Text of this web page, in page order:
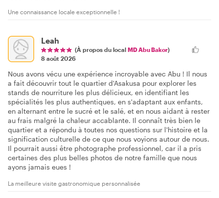
Une connaissance locale exceptionnelle !
Leah
(À propos du local MD Abu Bakor)
8 août 2026
Nous avons vécu une expérience incroyable avec Abu ! Il nous
a fait découvrir tout le quartier d'Asakusa pour explorer les
stands de nourriture les plus délicieux, en identifiant les
spécialités les plus authentiques, en s'adaptant aux enfants,
en alternant entre le sucré et le salé, et en nous aidant à rester
au frais malgré la chaleur accablante. Il connaît très bien le
quartier et a répondu à toutes nos questions sur l'histoire et la
signification culturelle de ce que nous voyions autour de nous.
Il pourrait aussi être photographe professionnel, car il a pris
certaines des plus belles photos de notre famille que nous
ayons jamais eues !
La meilleure visite gastronomique personnalisée